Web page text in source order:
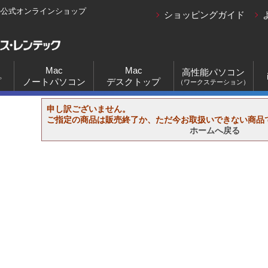
式オンラインショップ
Mac
ノートパソコン
Mac
デスクトップ
高性能パソコン
（ワークステーション）
ショッピングガイド
申し訳ございません。
ご指定の商品は販売終了か、ただ今お取扱いできない商品
ホームへ戻る